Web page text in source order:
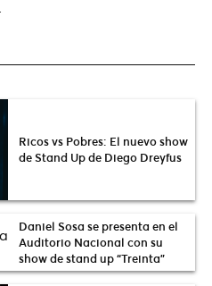
Ricos vs Pobres: El nuevo show
de Stand Up de Diego Dreyfus
Daniel Sosa se presenta en el
Auditorio Nacional con su
show de stand up “Treinta”